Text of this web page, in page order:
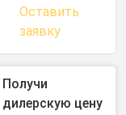
Оставить
заявку
Получи
дилерскую цену